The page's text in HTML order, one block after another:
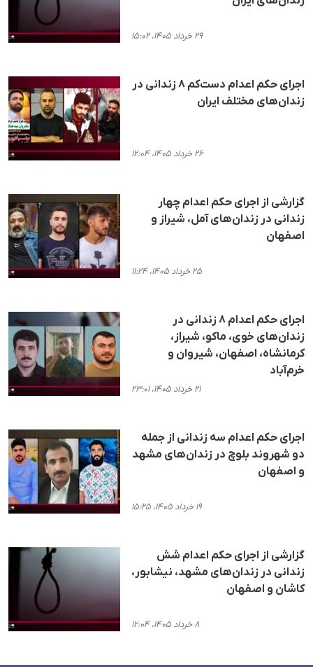
۲۹ خرداد ۱۴۰۵، ۱۵:۰۲
اجرای حکم اعدام دست‌کم ۸ زندانی در
زندان‌های مختلف ایران
۲۶ خرداد ۱۴۰۵، ۱۲:۰۴
گزارشی از اجرای حکم اعدام چهار
زندانی در زندان‌های آمل، شیراز و
اصفهان
۲۵ خرداد ۱۴۰۵، ۱۱:۲۴
اجرای حکم اعدام ۸ زندانی در
زندان‌های خوی، ماکو، شیراز،
کرمانشاه، اصفهان، شیروان و
خرم‌آباد
۲۱ خرداد ۱۴۰۵، ۲۳:۰۱
اجرای حکم اعدام سه زندانی از جمله
دو شهروند بلوچ در زندان‌های مشهد
و اصفهان
۱۹ خرداد ۱۴۰۵، ۱۵:۲۵
گزارشی از اجرای حکم اعدام شش
زندانی در زندان‌های مشهد، نیشابور،
کاشان و اصفهان
۸ خرداد ۱۴۰۵، ۱۲:۰۴